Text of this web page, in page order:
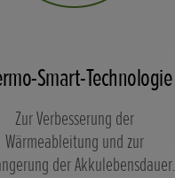
Smart-Technologie
Zur Verbesserung der
Wärmeableitung und zur
der Akkulebensdauer.